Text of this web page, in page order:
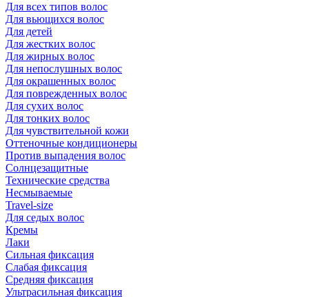
Для всех типов волос
Для вьющихся волос
Для детей
Для жестких волос
Для жирных волос
Для непослушных волос
Для окрашенных волос
Для поврежденных волос
Для сухих волос
Для тонких волос
Для чувствительной кожи
Оттеночные кондиционеры
Против выпадения волос
Солнцезащитные
Технические средства
Несмываемые
Travel-size
Для седых волос
Кремы
Лаки
Сильная фиксация
Слабая фиксация
Средняя фиксация
Ультрасильная фиксация